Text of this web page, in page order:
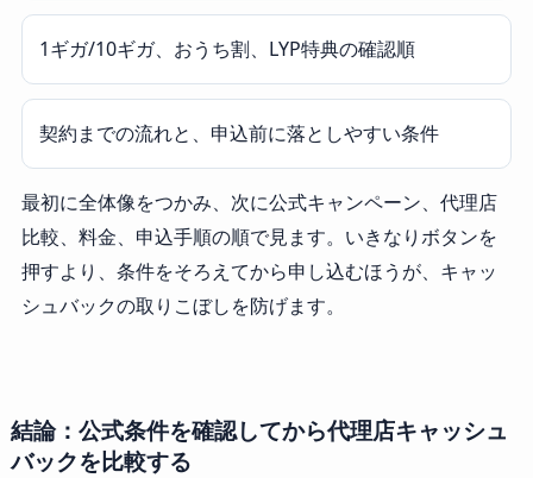
1ギガ/10ギガ、おうち割、LYP特典の確認順
契約までの流れと、申込前に落としやすい条件
最初に全体像をつかみ、次に公式キャンペーン、代理店
比較、料金、申込手順の順で見ます。いきなりボタンを
押すより、条件をそろえてから申し込むほうが、キャッ
シュバックの取りこぼしを防げます。
結論：公式条件を確認してから代理店キャッシュ
バックを比較する